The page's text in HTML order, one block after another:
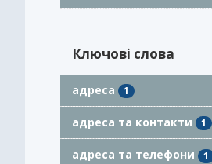
Ключові слова
адреса 1
адреса та контакти 1
адреса та телефони 1